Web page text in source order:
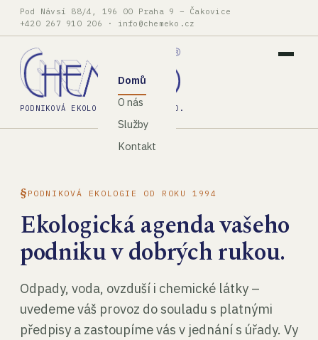
Pod Návsí 88/4, 196 00 Praha 9 – Čakovice
+420 267 910 206 · info@chemeko.cz
PODNIKOVÁ EKOLOGIE, SPOL. S R.O.
Domů
O nás
Služby
Kontakt
PODNIKOVÁ EKOLOGIE OD ROKU 1994
Ekologická agenda vašeho
podniku v dobrých rukou.
Odpady, voda, ovzduší i chemické látky –
uvedeme váš provoz do souladu s platnými
předpisy a zastoupíme vás v jednání s úřady. Vy